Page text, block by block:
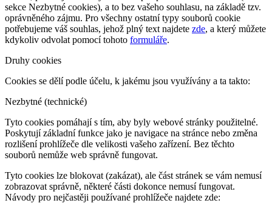
sekce Nezbytné cookies), a to bez vašeho souhlasu, na základě tzv.
oprávněného zájmu. Pro všechny ostatní typy souborů cookie
potřebujeme váš souhlas, jehož plný text najdete zde, a který můžete
kdykoliv odvolat pomocí tohoto formuláře.
Druhy cookies
Cookies se dělí podle účelu, k jakému jsou využívány a ta takto:
Nezbytné (technické)
Tyto cookies pomáhají s tím, aby byly webové stránky použitelné.
Poskytují základní funkce jako je navigace na stránce nebo změna
rozlišení prohlížeče dle velikosti vašeho zařízení. Bez těchto
souborů nemůže web správně fungovat.
Tyto cookies lze blokovat (zakázat), ale část stránek se vám nemusí
zobrazovat správně, některé části dokonce nemusí fungovat.
Návody pro nejčastěji používané prohlížeče najdete zde: